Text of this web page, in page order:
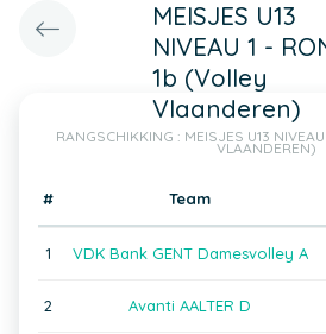
MEISJES U13
NIVEAU 1 -
1b (Volley
Vlaanderen)
RANGSCHIKKING : MEISJES U13
VLAANDEREN)
# Team
1 VDK Bank GENT Damesvolley A
2 Avanti AALTER D